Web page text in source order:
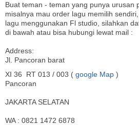
G
A
S
Buat teman - teman yang punya urusan
misalnya mau order lagu memilih
lagu menggunakan Fl studio, silahkan
di bawah atau bisa hubungi lewat mail :
Address:
Jl. Pancoran barat
XI 36 RT 013 / 003 ( google Map )
Pancoran
JAKARTA SELATAN
WA : 0821 1472 6878